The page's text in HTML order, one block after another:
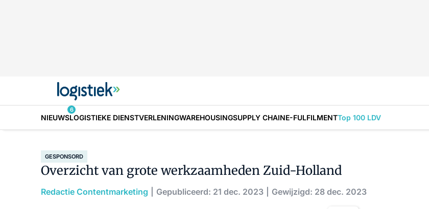
NIEUWS
6
LOGISTIEKE DIENSTVERLENINGWAREHOUSINGSUPPLY CHAINE-FULFILMENTTop 100 LDV
GESPONSORD
Overzicht van grote werkzaamheden Zuid-Holland
Redactie Contentmarketing Gepubliceerd: 21 dec. 2023 Gewijzigd: 28 dec. 2023